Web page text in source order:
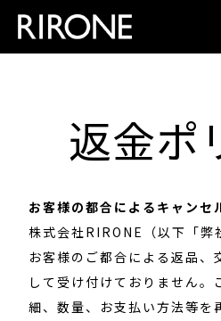
コンテ
ンツに
進む
返金ポ
お客様の都合によるキャンセ
株式会社RIRONE（以下「弊
お客様のご都合による返品、
して受け付けておりません
細、数量、お支払い方法等を